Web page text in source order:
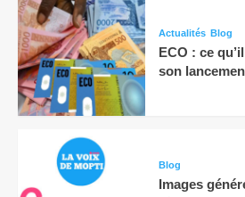
Actualités Blog
ECO : ce
son
Blog
Images